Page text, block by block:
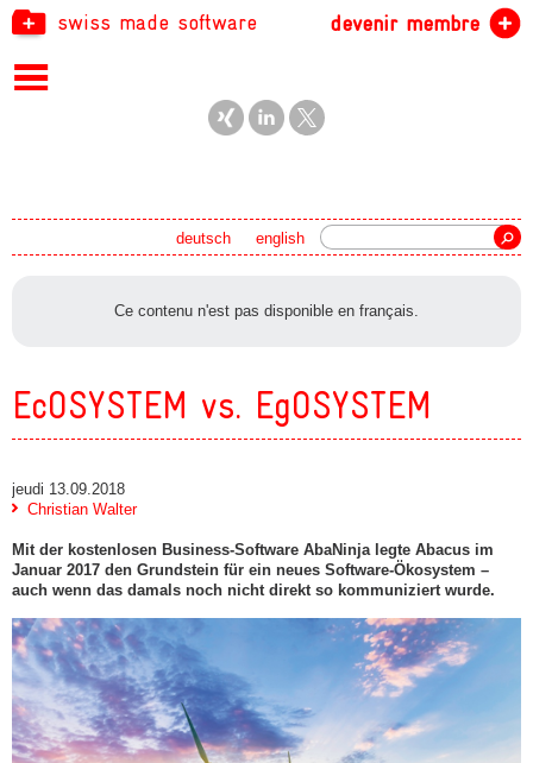
swiss made software devenir membre
english
deutsch
Ce contenu n'est pas disponible en français.
EcOSYSTEM vs. EgOSYSTEM
jeudi 13.09.2018
Christian Walter
Mit der kostenlosen Business-Software AbaNinja legte Abacus im
Januar 2017 den Grundstein für ein neues Software-Ökosystem –
auch wenn das damals noch nicht direkt so kommuniziert wurde.